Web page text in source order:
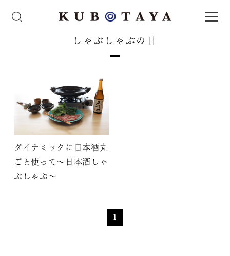
しゃぶしゃぶの日
ダイナミックに日本酒丸
ごと使って～日本酒しゃ
ぶしゃぶ～
1